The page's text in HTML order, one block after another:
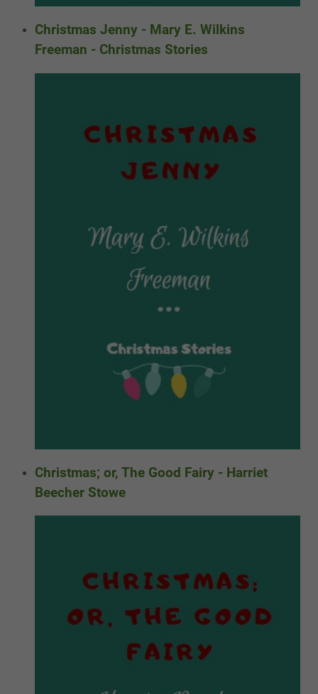
Christmas Jenny - Mary E. Wilkins
Freeman - Christmas Stories
Christmas; or, The Good Fairy - Harriet
Beecher Stowe